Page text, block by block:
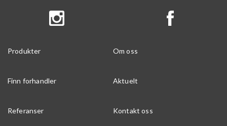
Produkter Om oss
Finn forhandler Aktuelt
Referanser Kontakt oss